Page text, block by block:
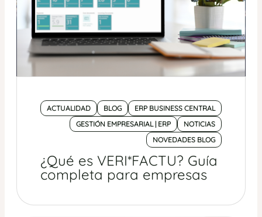
ACTUALIDAD BLOG
ERP BUSINESS CENTRAL
GESTIÓN EMPRESARIAL | ERP
NOTICIAS
NOVEDADES BLOG
¿Qué es VERI*FACTU? Guía
completa para empresas